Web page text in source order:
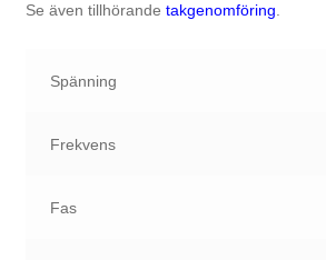
Se även tillhörande takgenomföring.
Spänning
Frekvens
Fas